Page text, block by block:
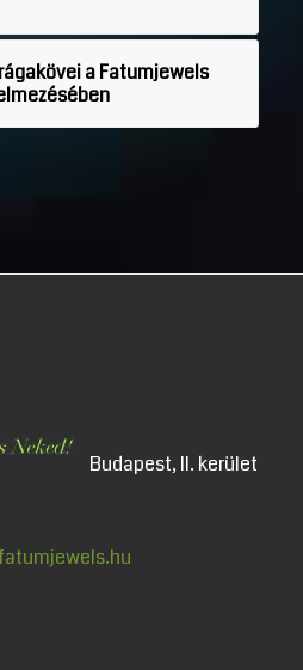
a Fatumjewels
Budapest, II. kerület